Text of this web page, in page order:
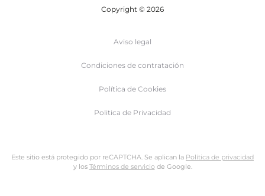
Copyright © 2026
Aviso legal
Condiciones de contratación
Política de Cookies
Politica de Privacidad
Este sitio está protegido por reCAPTCHA. Se aplican la Política de privacidad
y los Términos de serviciode Google.